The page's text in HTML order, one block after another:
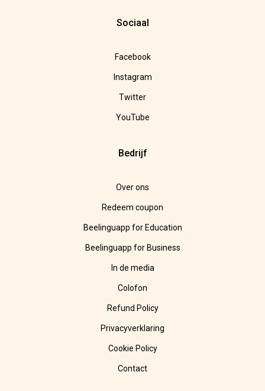
Sociaal
Facebook
Instagram
Twitter
YouTube
Bedrijf
Over ons
Redeem coupon
Beelinguapp for Education
Beelinguapp for Business
In de media
Colofon
Refund Policy
Privacyverklaring
Cookie Policy
Contact